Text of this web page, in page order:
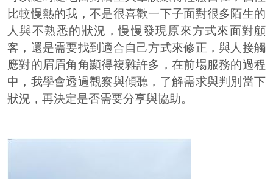
比較慢熱的我，不是很喜歡一下子面對很多陌生的
人與不熟悉的狀況，慢慢發現原來方式來面對顧
客，還是需要找到適合自己方式來修正，與人接觸
應對的眉眉角角顯得複雜許多，在前場服務的過程
中，我學會透過觀察與傾聽，了解需求與判別當下
狀況，再決定是否需要分享與協助。